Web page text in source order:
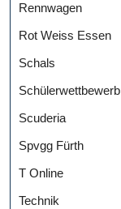
Rennwagen
Rot Weiss Essen
Schals
Schülerwettbewerb
Scuderia
Spvgg Fürth
T Online
Technik